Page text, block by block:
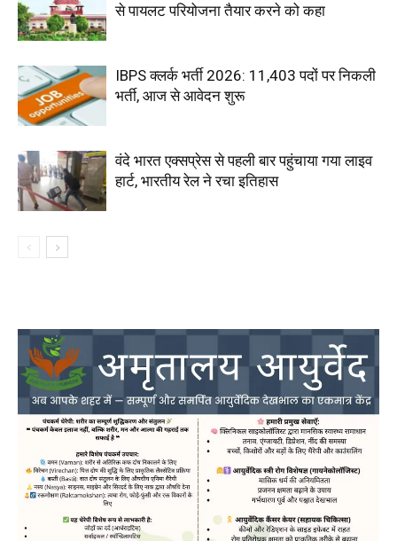
से पायलट परियोजना तैयार करने को कहा
IBPS क्लर्क भर्ती 2026: 11,403 पदों पर निकली
भर्ती, आज से आवेदन शुरू
वंदे भारत एक्सप्रेस से पहली बार पहुंचाया गया लाइव
हार्ट, भारतीय रेल ने रचा इतिहास